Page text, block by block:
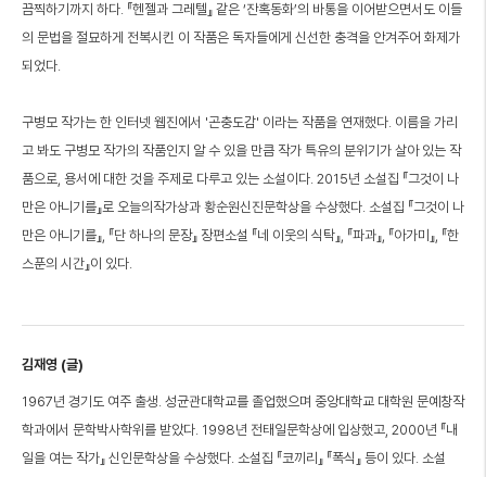
끔찍하기까지 하다. 『헨젤과 그레텔』 같은 ‘잔혹동화’의 바통을 이어받으면서도 이들
의 문법을 절묘하게 전복시킨 이 작품은 독자들에게 신선한 충격을 안겨주어 화제가
되었다.
구병모 작가는 한 인터넷 웹진에서 '곤충도감' 이라는 작품을 연재했다. 이름을 가리
고 봐도 구병모 작가의 작품인지 알 수 있을 만큼 작가 특유의 분위기가 살아 있는 작
품으로, 용서에 대한 것을 주제로 다루고 있는 소설이다. 2015년 소설집 『그것이 나
만은 아니기를』로 오늘의작가상과 황순원신진문학상을 수상했다. 소설집 『그것이 나
만은 아니기를』, 『단 하나의 문장』 장편소설 『네 이웃의 식탁』, 『파과』, 『아가미』, 『한
스푼의 시간』이 있다.
김재영 (글)
1967년 경기도 여주 출생. 성균관대학교를 졸업했으며 중앙대학교 대학원 문예창작
학과에서 문학박사학위를 받았다. 1998년 전태일문학상에 입상했고, 2000년 『내
일을 여는 작가』 신인문학상을 수상했다. 소설집 『코끼리』 『폭식』 등이 있다. 소설